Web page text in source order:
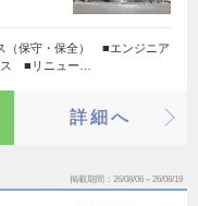
（保守・保全） ■エンジニア
ス ■リニュー…
詳細へ
掲載期間 26/08/06～26/08/19